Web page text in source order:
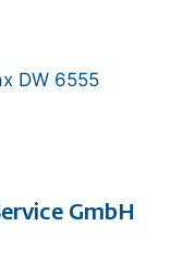
DW 6555
GmbH